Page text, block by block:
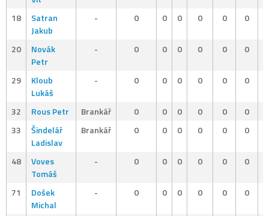
18
Satran
Jakub
- 0 0 0 0 0 0
20
Novák
Petr
- 0 0 0 0 0 0
29
Kloub
Lukáš
- 0 0 0 0 0 0
32 Rous Petr Brankář 0 0 0 0 0
0
33
Šindelář
Ladislav
Brankář 0 0 0 0 0 0
48
Voves
Tomáš
- 0 0 0 0 0 0
71
Došek
Michal
- 0 0 0 0 0 0